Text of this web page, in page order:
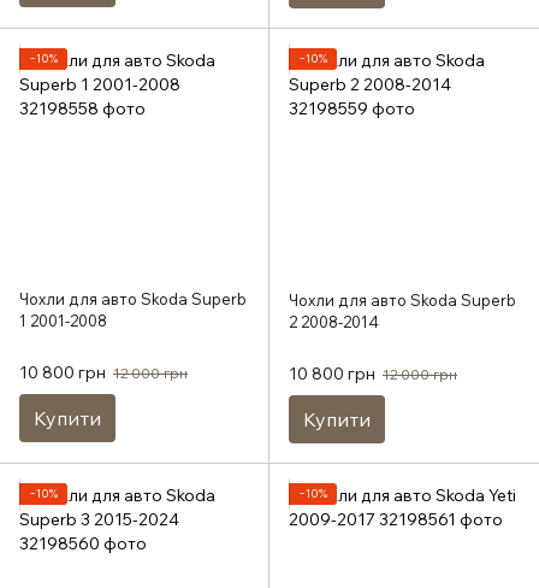
−10%
Чохли для авто Skoda Superb
1 2001-2008
10 800 грн 12 000 грн
Купити
−10%
Чохли для авто Skoda Superb
2 2008-2014
10 800 грн 12 000 грн
Купити
−10% −10%